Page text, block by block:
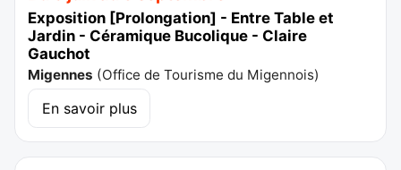
Exposition [Prolongation] - Entre Table et
Jardin - Céramique Bucolique - Claire
Gauchot
Migennes (Office de Tourisme du Migennois)
En savoir plus